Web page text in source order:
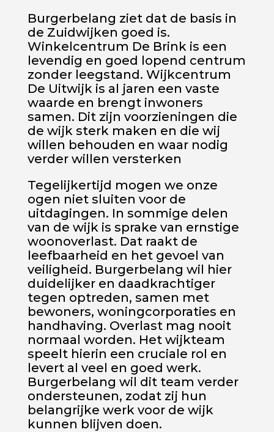
Burgerbelang ziet dat de basis in
de Zuidwijken goed is.
Winkelcentrum De Brink is een
levendig en goed lopend centrum
zonder leegstand. Wijkcentrum
De Uitwijk is al jaren een vaste
waarde en brengt inwoners
samen. Dit zijn voorzieningen die
de wijk sterk maken en die wij
willen behouden en waar nodig
verder willen versterken
Tegelijkertijd mogen we onze
ogen niet sluiten voor de
uitdagingen. In sommige delen
van de wijk is sprake van ernstige
woonoverlast. Dat raakt de
leefbaarheid en het gevoel van
veiligheid. Burgerbelang wil hier
duidelijker en daadkrachtiger
tegen optreden, samen met
bewoners, woningcorporaties en
handhaving. Overlast mag nooit
normaal worden. Het wijkteam
speelt hierin een cruciale rol en
levert al veel en goed werk.
Burgerbelang wil dit team verder
ondersteunen, zodat zij hun
belangrijke werk voor de wijk
kunnen blijven doen.